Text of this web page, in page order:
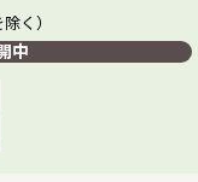
く）
中